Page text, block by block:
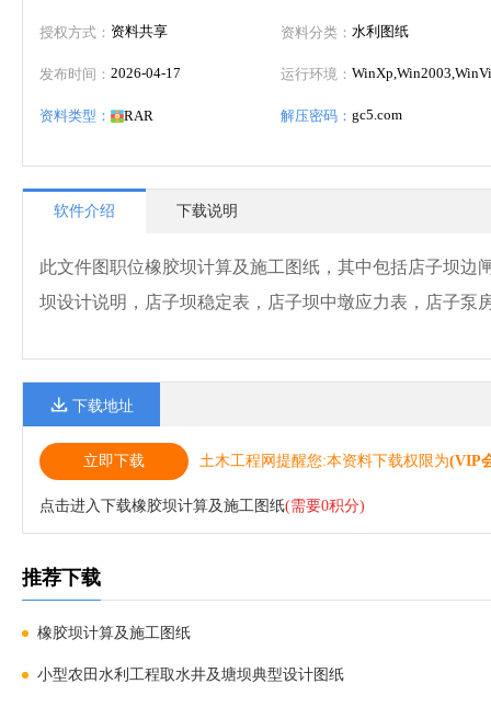
授权方式： 资料共享
发布时间： 2026-04-17
资料类型： RAR
资料分类： 水利图纸
运行环境：
解压密码： gc5.com
软件介绍 下载说明
此文件图职位橡胶坝计算及施工图纸，其中包括店子坝
坝设计说明，店子坝稳定表，店子坝中墩应力表，店子泵
下载地址
立即下载 土木工程网提醒您:本资料下载权限为(VIP
点击进入下载橡胶坝计算及施工图纸(需要0积分)
推荐下载
橡胶坝计算及施工图纸
小型农田水利工程取水井及塘坝典型设计图纸